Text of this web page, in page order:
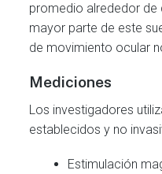
promedio alrededor de
mayor parte de este
de movimiento ocular
Mediciones
Los investigadores
establecidos y no
Estimulación